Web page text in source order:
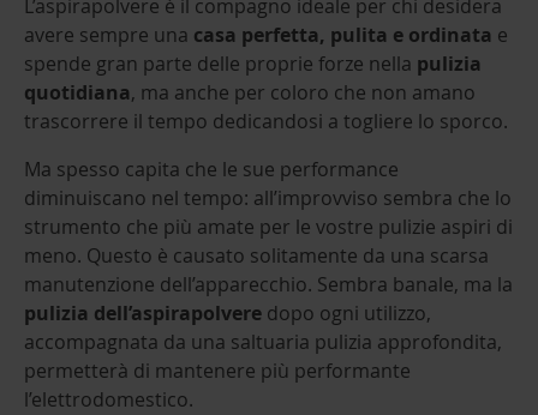
L’aspirapolvere è il compagno ideale per chi desidera
avere sempre una casa perfetta, pulita e ordinata e
spende gran parte delle proprie forze nella pulizia
quotidiana, ma anche per coloro che non amano
trascorrere il tempo dedicandosi a togliere lo sporco.
Ma spesso capita che le sue performance
diminuiscano nel tempo: all’improvviso sembra che lo
strumento che più amate per le vostre pulizie aspiri di
meno. Questo è causato solitamente da una scarsa
manutenzione dell’apparecchio. Sembra banale, ma la
pulizia dell’aspirapolvere dopo ogni utilizzo,
accompagnata da una saltuaria pulizia approfondita,
permetterà di mantenere più performante
l’elettrodomestico.